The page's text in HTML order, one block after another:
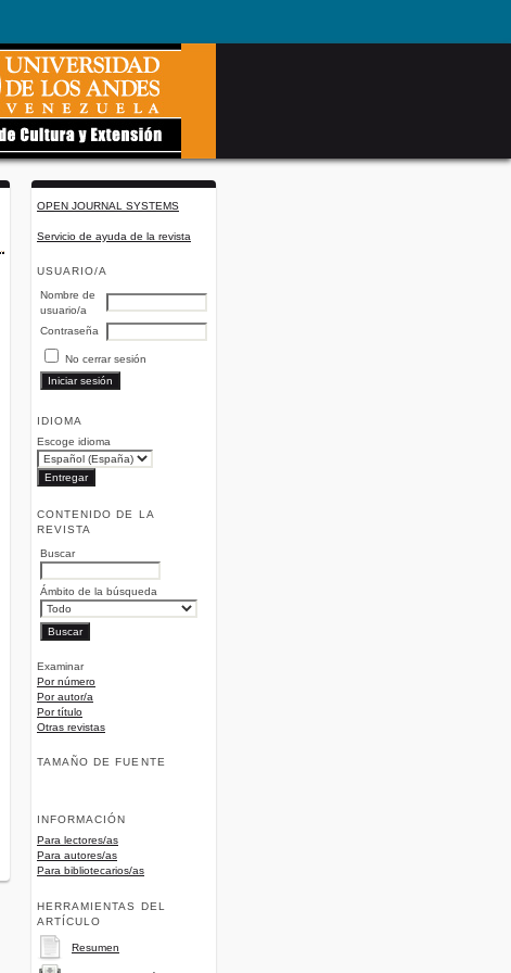
OPEN JOURNAL SYSTEMS
Servicio de ayuda de la revista
USUARIO/A
Nombre de
usuario/a
Contraseña
No cerrar sesión
IDIOMA
Escoge idioma
CONTENIDO DE LA
REVISTA
Buscar
Ámbito de la búsqueda
Examinar
Por número
Por autor/a
Por título
Otras revistas
TAMAÑO DE FUENTE
INFORMACIÓN
Para lectores/as
Para autores/as
Para bibliotecarios/as
HERRAMIENTAS DEL
ARTÍCULO
Resumen